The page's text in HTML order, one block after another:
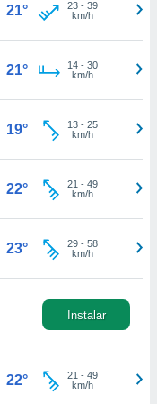
21° 23- 39
km/h
21° 14- 30
km/h
19° 13- 25
km/h
22° 21 - 49
km/h
23° 29- 58
km/h
Instalar
22° 21 - 49
km/h